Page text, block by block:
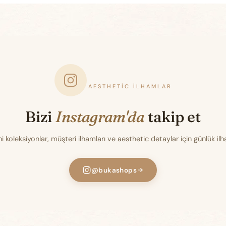
AESTHETIC İLHAMLAR
BiziInstagram'datakip et
koleksiyonlar, müşteri ilhamları ve aesthetic detaylar için günlük
@bukashops